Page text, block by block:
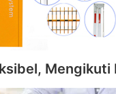
Mengikuti